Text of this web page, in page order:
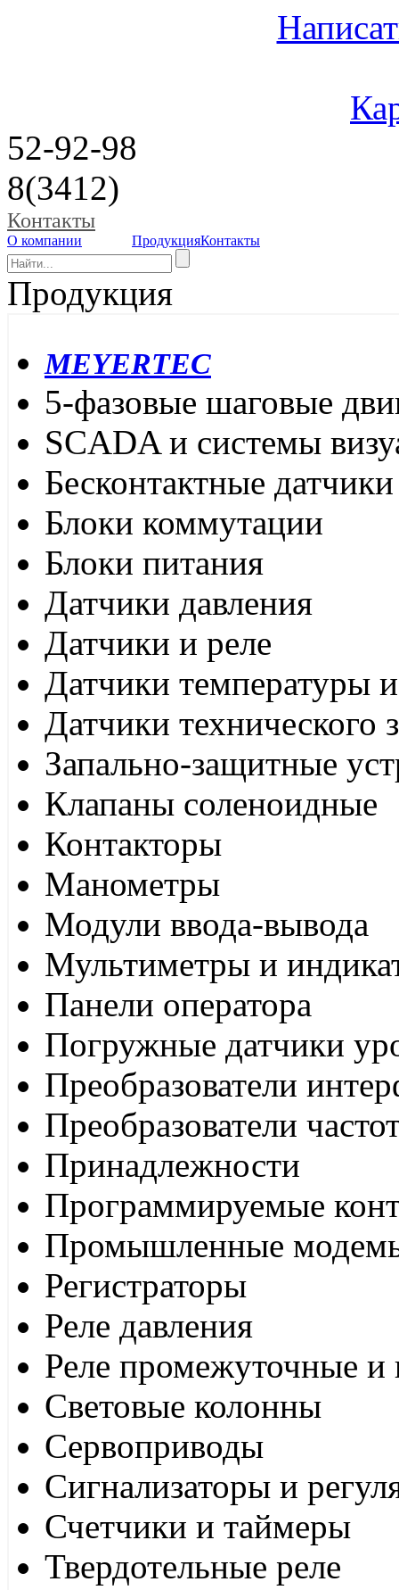
52-92-98
8(3412)
Контакты
О компании ПродукцияКонтакты
Продукция
MEYERTEC
5-фазовые шаговые
SCADA и системы
Бесконтактные датчики
Блоки коммутации
Блоки питания
Датчики давления
Датчики и реле
Датчики температуры
Датчики технического
Запально-защитные
Клапаны соленоидные
Контакторы
Манометры
Модули ввода-вывода
Мультиметры и
Панели оператора
Погружные датчики
Преобразователи
Преобразователи
Принадлежности
Программируемые
Промышленные
Регистраторы
Реле давления
Реле промежуточные и
Световые колонны
Сервоприводы
Сигнализаторы и
Счетчики и таймеры
Твердотельные реле